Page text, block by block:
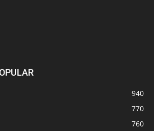
940
770
760